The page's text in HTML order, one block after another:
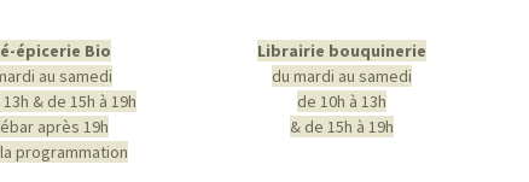
épicerie Bio
au samedi
& de 15h à 19h
après 19h
programmation
Librairie bouquinerie
du mardi au samedi
de 10h à 13h
& de 15h à 19h